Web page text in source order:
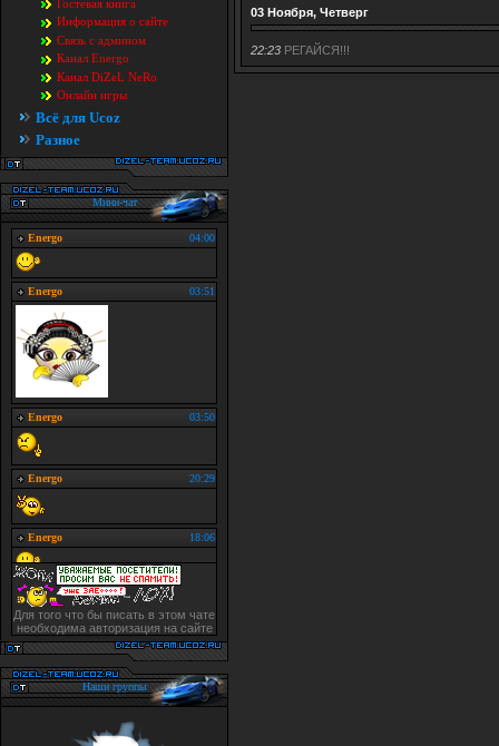
Гостевая книга
Информация о сайте
Связь с админом
Канал Energo
Канал DiZeL NeRo
Онлайн игры
Всё для Ucoz
Разное
Мини-чат
Для того что бы писать в этом чате
необходима авторизация на сайте
Наши группы
03 Ноября, Четверг
22:23 РЕГАЙСЯ!!!